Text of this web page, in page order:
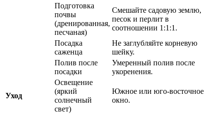
Подготовка
почвы
(дренированная,
песчаная)
Смешайте садовую землю,
песок и перлит в
соотношении 1:1:1.
Посадка
саженца
Не заглубляйте корневую
шейку.
Полив после
посадки
Умеренный полив после
укоренения.
Уход
Освещение
(яркий
солнечный
свет)
Южное или юго-восточное
окно.